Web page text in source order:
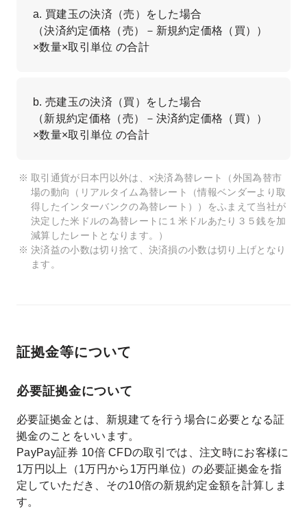
a. 買建玉の決済（売）をした場合
（決済約定価格（売）－新規約定価格（買））
×数量×取引単位 の合計
b. 売建玉の決済（買）をした場合
（新規約定価格（売）－決済約定価格（買））
×数量×取引単位 の合計
取引通貨が日本円以外は、×決済為替レート（外国為替市
場の動向（リアルタイム為替レート（情報ベンダーより取
得したインターバンクの為替レート））をふまえて当社が
決定した米ドルの為替レートに１米ドルあたり３５銭を加
減算したレートとなります。）
決済益の小数は切り捨て、決済損の小数は切り上げとなり
ます。
証拠金等について
必要証拠金について
必要証拠金とは、新規建てを行う場合に必要となる証
拠金のことをいいます。
PayPay証券 10倍 CFDの取引では、注文時にお客様に
1万円以上（1万円から1万円単位）の必要証拠金を指
定していただき、その10倍の新規約定金額を計算しま
す。